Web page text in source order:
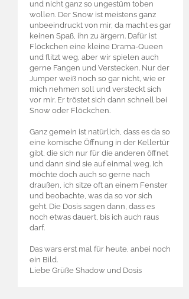
und nicht ganz so ungestüm toben
wollen. Der Snow ist meistens ganz
unbeeindruckt von mir, da macht es gar
keinen Spaß, ihn zu ärgern. Dafür ist
Flöckchen eine kleine Drama-Queen
und flitzt weg, aber wir spielen auch
gerne Fangen und Verstecken. Nur der
Jumper weiß noch so gar nicht, wie er
mich nehmen soll und versteckt sich
vor mir. Er tröstet sich dann schnell bei
Snow oder Flöckchen.
Ganz gemein ist natürlich, dass es da so
eine komische Öffnung in der Kellertür
gibt, die sich nur für die anderen öffnet
und dann sind sie auf einmal weg. Ich
möchte doch auch so gerne nach
draußen, ich sitze oft an einem Fenster
und beobachte, was da so vor sich
geht. Die Dosis sagen dann, dass es
noch etwas dauert, bis ich auch raus
darf.
Das wars erst mal für heute, anbei noch
ein Bild.
Liebe Grüße Shadow und Dosis